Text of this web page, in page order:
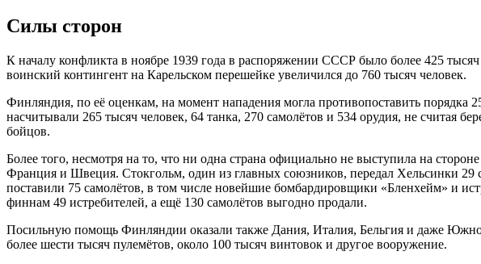
Силы сторон
К началу конфликта в ноябре 1939 года в распоряжении СССР было более 425
воинский контингент на Карельском перешейке увеличился до 760 тысяч человек.
Финляндия, по её оценкам, на момент нападения могла противопоставить порядка
насчитывали 265 тысяч человек, 64 танка, 270 самолётов и 534 орудия, не считая
бойцов.
Более того, несмотря на то, что ни одна страна официально не выступила на
Франция и Швеция. Стокгольм, один из главных союзников, передал Хельсинки
поставили 75 самолётов, в том числе новейшие бомбардировщики «Бленхейм» и
финнам 49 истребителей, а ещё 130 самолётов выгодно продали.
Посильную помощь Финляндии оказали также Дания, Италия, Бельгия и даже
более шести тысяч пулемётов, около 100 тысяч винтовок и другое вооружение.